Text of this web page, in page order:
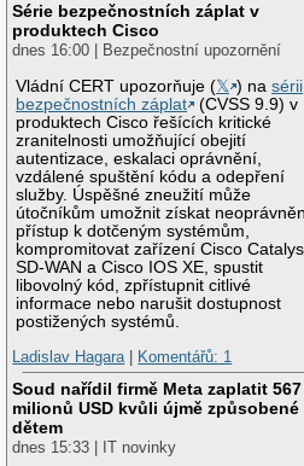
Série bezpečnostních záplat v
produktech Cisco
dnes 16:00 | Bezpečnostní upozornění
Vládní CERT upozorňuje (𝕏 ) nasérii
bezpečnostních záplat
(CVSS 9.9) v
produktech Cisco řešících kritické
zranitelnosti umožňující obejití
autentizace, eskalaci oprávnění,
vzdálené spuštění kódu a odepření
služby. Úspěšné zneužití může
útočníkům umožnit získat
přístup k dotčeným systémům,
kompromitovat zařízení Cisco
SD-WAN a Cisco IOS XE, spustit
libovolný kód, zpřístupnit citlivé
informace nebo narušit dostupnost
postižených systémů.
Ladislav Hagara| Komentářů: 1
Soud nařídil firmě Meta zaplatit 567
milionů USD kvůli újmě způsobené
dětem
dnes 15:33 | IT novinky